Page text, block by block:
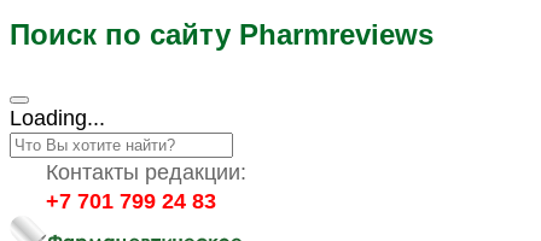
Поиск по сайту Pharmreviews
Loading...
Контакты редакции:
+7 701 799 24 83